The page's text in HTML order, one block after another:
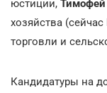
юстиции,
хозяйства
торговли и
Кандидатуры на